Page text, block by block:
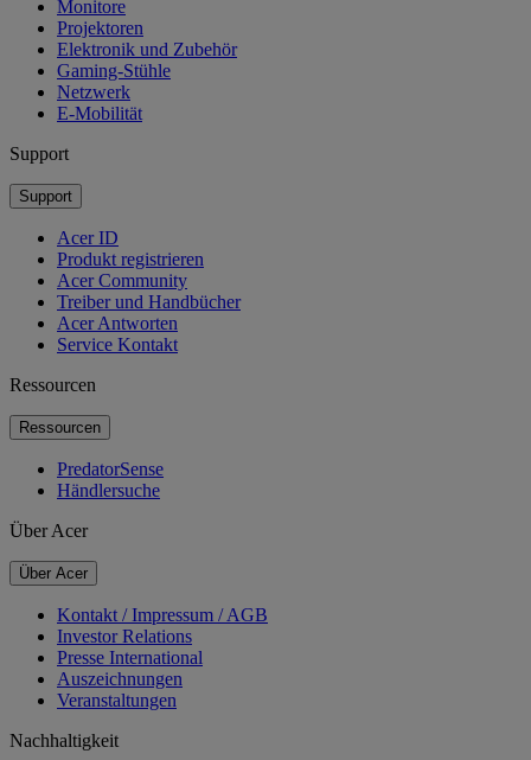
Monitore
Projektoren
Elektronik und Zubehör
Gaming-Stühle
Netzwerk
E-Mobilität
Support
Support
Acer ID
Produkt registrieren
Acer Community
Treiber und Handbücher
Acer Antworten
Service Kontakt
Ressourcen
Ressourcen
PredatorSense
Händlersuche
Über Acer
Über Acer
Kontakt / Impressum / AGB
Investor Relations
Presse International
Auszeichnungen
Veranstaltungen
Nachhaltigkeit